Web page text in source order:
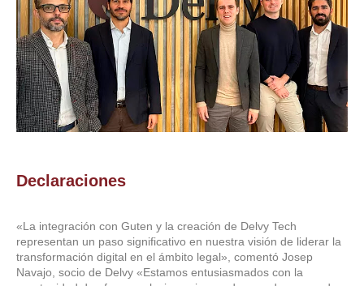
Declaraciones
«La integración con Guten y la creación de Delvy Tech
representan un paso significativo en nuestra visión de liderar la
transformación digital en el ámbito legal», comentó Josep
Navajo, socio de Delvy «Estamos entusiasmados con la